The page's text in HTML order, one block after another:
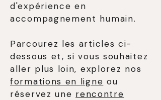
d'expérience en
accompagnement humain.
Parcourez les articles ci-
dessous et, si vous souhaitez
aller plus loin, explorez nos
formations en ligne ou
réservez une rencontre